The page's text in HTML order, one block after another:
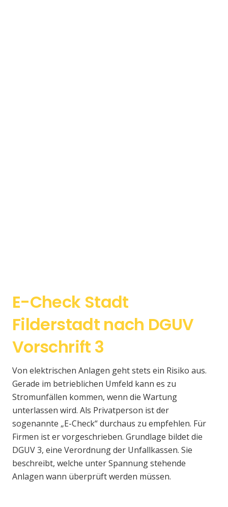
E-Check Stadt
Filderstadt nach DGUV
Vorschrift 3
Von elektrischen Anlagen geht stets ein Risiko aus.
Gerade im betrieblichen Umfeld kann es zu
Stromunfällen kommen, wenn die Wartung
unterlassen wird. Als Privatperson ist der
sogenannte „E-Check“ durchaus zu empfehlen. Für
Firmen ist er vorgeschrieben. Grundlage bildet die
DGUV 3, eine Verordnung der Unfallkassen. Sie
beschreibt, welche unter Spannung stehende
Anlagen wann überprüft werden müssen.